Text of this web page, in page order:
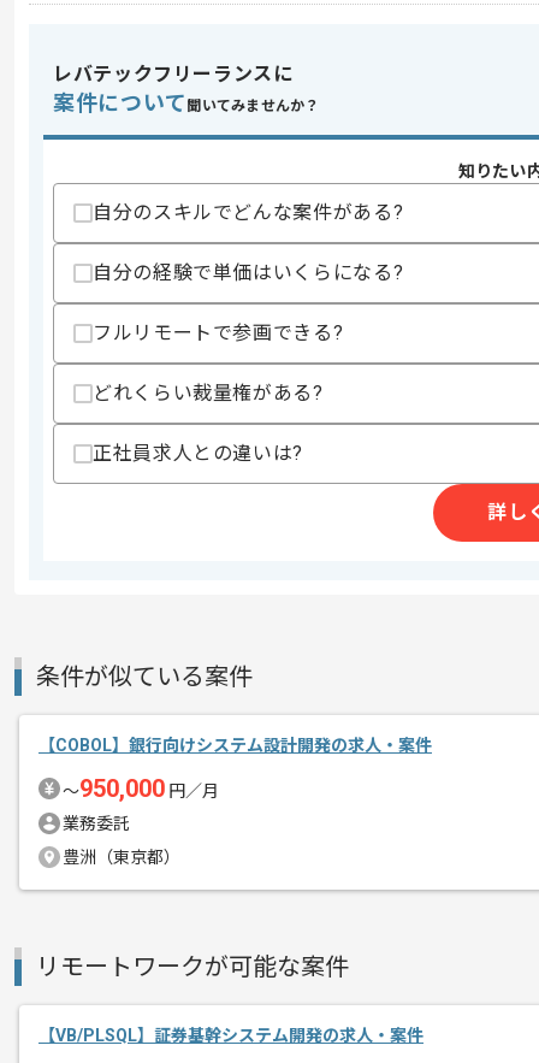
スキル
求めるスキル
・VBScript、VB.NETまたはC#.NETを
・SQLを用いた開発経験
・HTMLやCSSやJavaScriptの修正経験
精算・お支払い
精算条件
有
精算基準時間
メント
複数案件を保有している企業ですので、
レバテックフリーランスに
案件について 聞いてみませんか？
知りたい
自分のスキルでどんな案件がある?
自分の経験で単価はいくらになる?
フルリモートで参画できる?
どれくらい裁量権がある?
正社員求人との違いは?
詳し
条件が似ている案件
【COBOL】銀行向けシステム設計開発の求人・案件
〜950,000 円／月
業務委託
豊洲（東京都）
リモートワークが可能な案件
【VB/PLSQL】証券基幹システム開発の求人・案件